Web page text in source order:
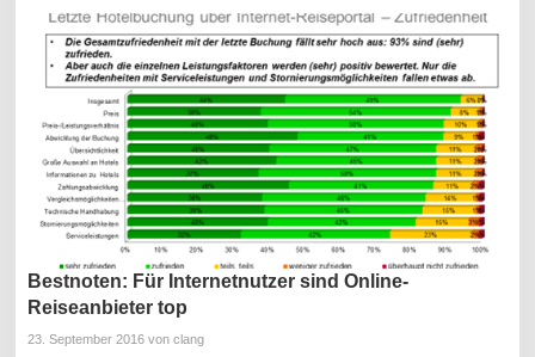
Bestnoten: Für Internetnutzer sind Online-
Reiseanbieter top
23. September 2016 von clang